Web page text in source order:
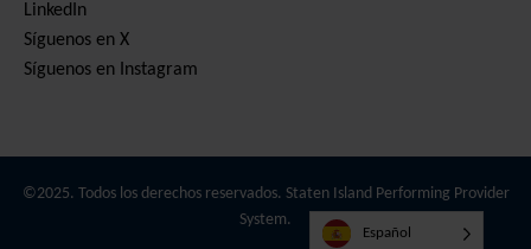
LinkedIn
Síguenos en X
Síguenos en Instagram
©2025. Todos los derechos reservados. Staten Island Performing Provider
System.
Español